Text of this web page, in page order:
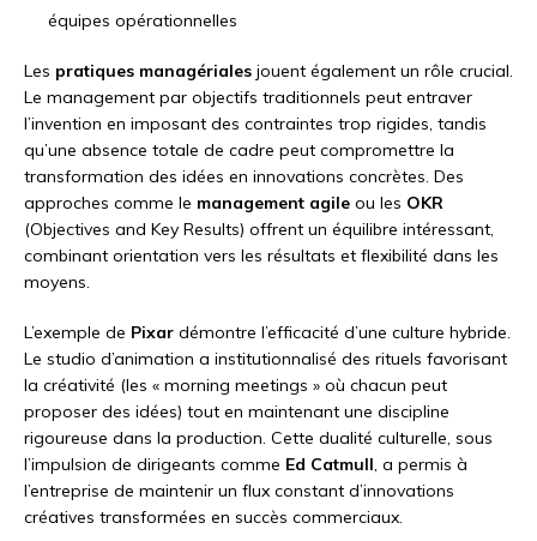
équipes opérationnelles
Les pratiques managériales jouent également un rôle crucial.
Le management par objectifs traditionnels peut entraver
l’invention en imposant des contraintes trop rigides, tandis
qu’une absence totale de cadre peut compromettre la
transformation des idées en innovations concrètes. Des
approches comme le management agile ou les OKR
(Objectives and Key Results) offrent un équilibre intéressant,
combinant orientation vers les résultats et flexibilité dans les
moyens.
L’exemple de Pixar démontre l’efficacité d’une culture hybride.
Le studio d’animation a institutionnalisé des rituels favorisant
la créativité (les « morning meetings » où chacun peut
proposer des idées) tout en maintenant une discipline
rigoureuse dans la production. Cette dualité culturelle, sous
l’impulsion de dirigeants comme Ed Catmull, a permis à
l’entreprise de maintenir un flux constant d’innovations
créatives transformées en succès commerciaux.